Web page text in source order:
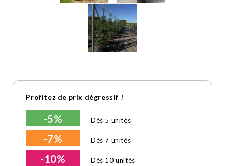
Profitez de prix dégressif !
-5% Dès 5 unités
-7% Dès 7 unités
-10% Dès 10 unités